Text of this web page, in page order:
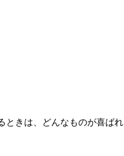
ときは、どんなものが喜ばれ